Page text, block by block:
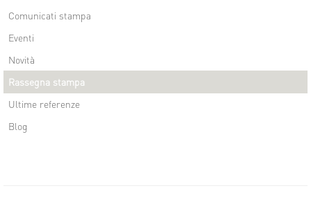
Comunicati stampa
Eventi
Novità
Rassegna stampa
Ultime referenze
Blog